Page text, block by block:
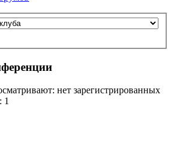
нет зарегистрированных
1